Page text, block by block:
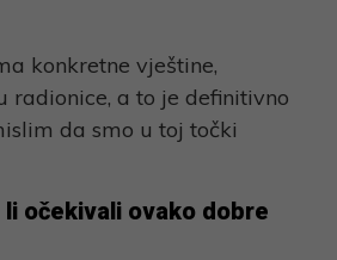
konkretne vještine,
a to je definitivno
da smo u toj točki
očekivali ovako dobre